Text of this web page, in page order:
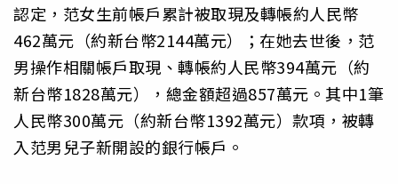
認定，范女生前帳戶累計被取現及轉帳約人民幣
462萬元（約新台幣2144萬元）；在她去世後，范
男操作相關帳戶取現、轉帳約人民幣394萬元（約
新台幣1828萬元），總金額超過857萬元。其中1筆
人民幣300萬元（約新台幣1392萬元）款項，被轉
入范男兒子新開設的銀行帳戶。